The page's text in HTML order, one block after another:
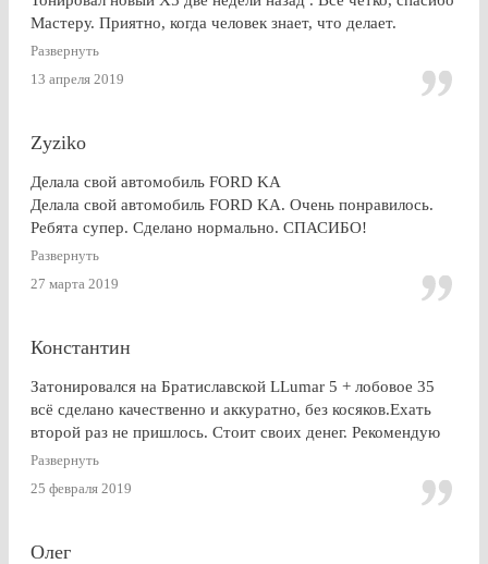
Мастеру. Приятно, когда человек знает, что делает.
Развернуть
13 апреля 2019
Zyziko
Делала свой автомобиль FORD KA
Делала свой автомобиль FORD KA. Очень понравилось.
Ребята супер. Сделано нормально. СПАСИБО!
Развернуть
27 марта 2019
Константин
Затонировался на Братиславской LLumar 5 + лобовое 35
всё сделано качественно и аккуратно, без косяков.Ехать
второй раз не пришлось. Стоит своих денег. Рекомендую
Развернуть
25 февраля 2019
Олег